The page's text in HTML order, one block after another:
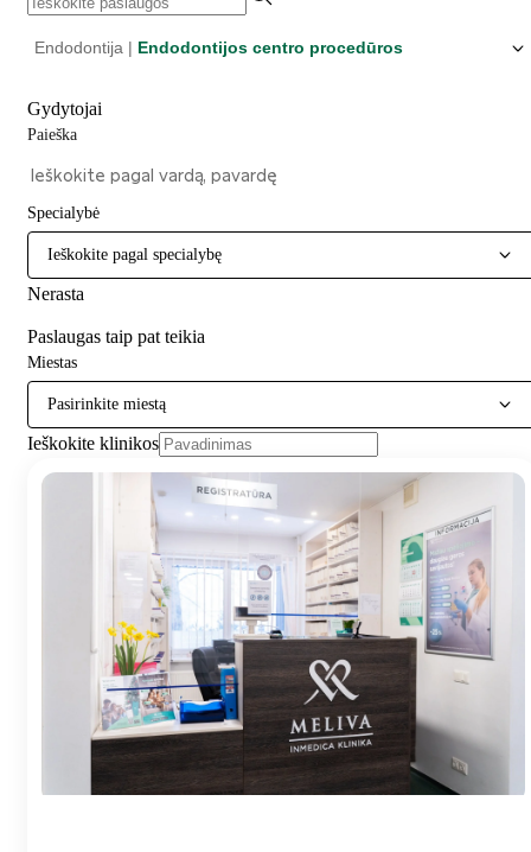
Endodontija | Endodontijos centro procedūros
Gydytojai
Paieška
Specialybė
Ieškokite pagal specialybę
Nerasta
Paslaugas taip pat teikia
Miestas
Pasirinkite miestą
Ieškokite klinikos